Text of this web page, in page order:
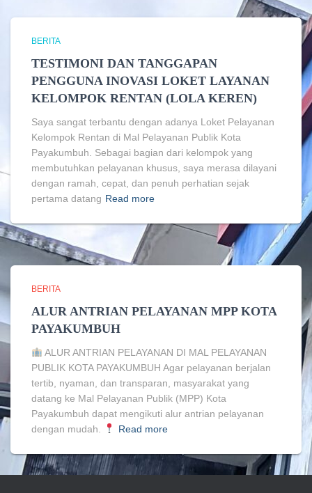
BERITA
TESTIMONI DAN TANGGAPAN
PENGGUNA INOVASI LOKET LAYANAN
KELOMPOK RENTAN (LOLA KEREN)
Saya sangat terbantu dengan adanya Loket Pelayanan
Kelompok Rentan di Mal Pelayanan Publik Kota
Payakumbuh. Sebagai bagian dari kelompok yang
membutuhkan pelayanan khusus, saya merasa dilayani
dengan ramah, cepat, dan penuh perhatian sejak
pertama datang Read more
BERITA
ALUR ANTRIAN PELAYANAN MPP KOTA
PAYAKUMBUH
ALUR ANTRIAN PELAYANAN DI MAL PELAYANAN
PUBLIK KOTA PAYAKUMBUH Agar pelayanan berjalan
tertib, nyaman, dan transparan, masyarakat yang
datang ke Mal Pelayanan Publik (MPP) Kota
Payakumbuh dapat mengikuti alur antrian pelayanan
dengan mudah.
Read more